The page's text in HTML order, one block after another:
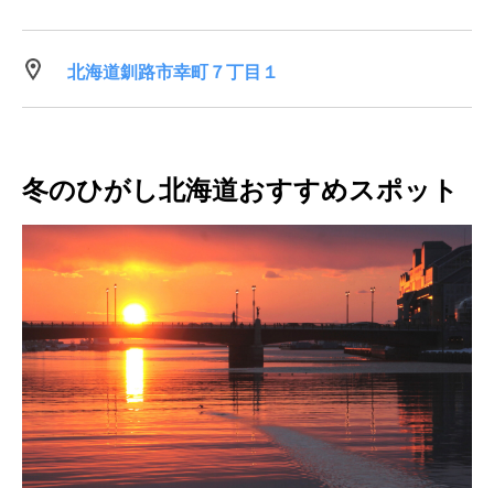
北海道釧路市幸町７丁目１
冬のひがし北海道おすすめスポット